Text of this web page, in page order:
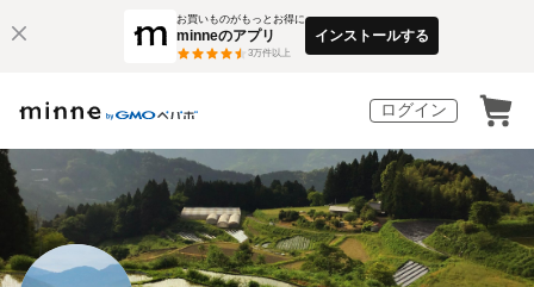
お買いものがもっとお得に
minneのアプリ
3万件以上
インストールする
ログイン